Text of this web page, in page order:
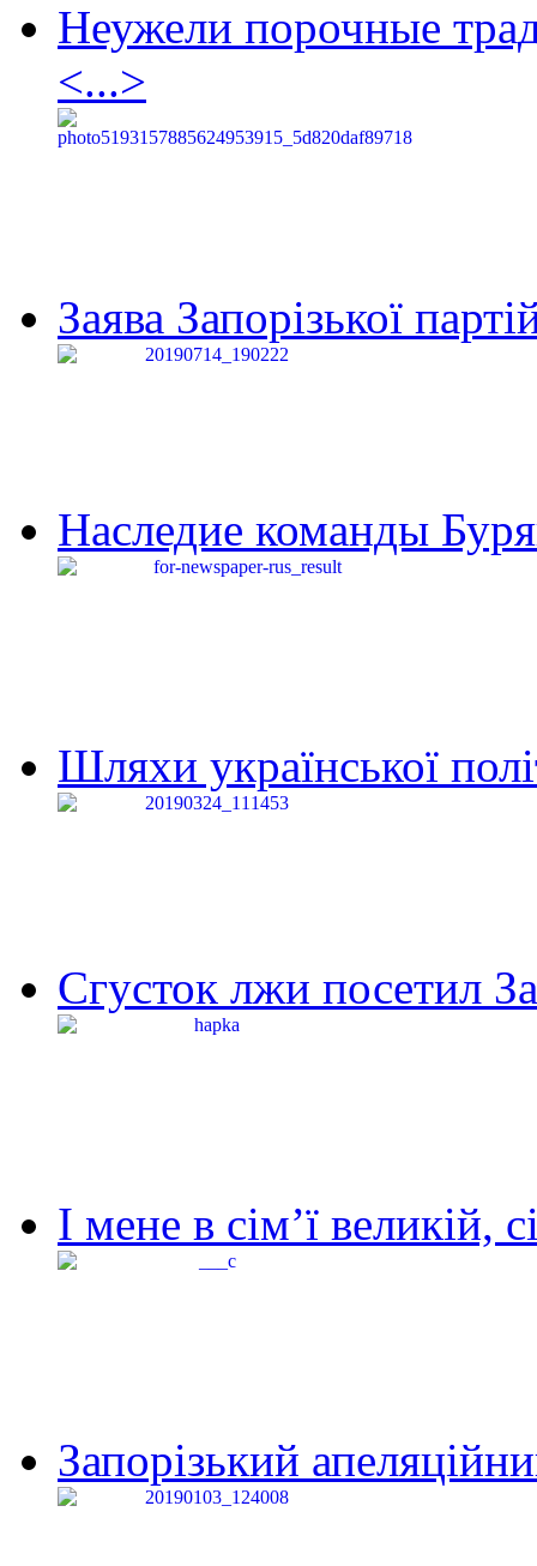
Неужели порочные
<...>
Заява Запорізької
Наследие команды
Шляхи української
Сгусток лжи посетил
І мене в сім’ї великій,
Запорізький